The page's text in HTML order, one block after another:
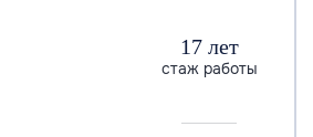
17 лет
стаж работы